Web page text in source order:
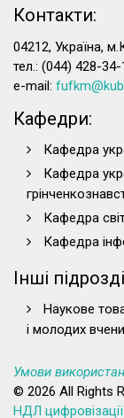
Контакти:
04212, Україна,
тел.: (044) 428-34-
e-mail:
Кафедри:
Кафедра
Кафедра
Кафедра
Кафедра
Інші
Наукове
і молодих
Умови
© 2026 All Rights
НДЛ цифровізації